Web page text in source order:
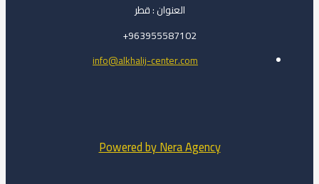
العنوان : قطر
963955587102+
info@alkhalij-center.com
Powered by Nera Agency